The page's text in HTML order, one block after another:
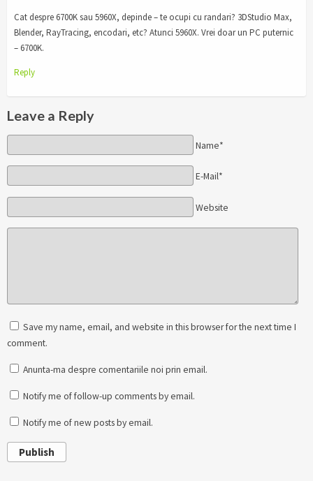
Cat despre 6700K sau 5960X, depinde – te ocupi cu randari? 3DStudio Max,
Blender, RayTracing, encodari, etc? Atunci 5960X. Vrei doar un PC puternic
– 6700K.
Reply
Leave a Reply
Name*
E-Mail*
Website
Save my name, email, and website in this browser for the next time I
comment.
Anunta-ma despre comentariile noi prin email.
Notify me of follow-up comments by email.
Notify me of new posts by email.
Publish